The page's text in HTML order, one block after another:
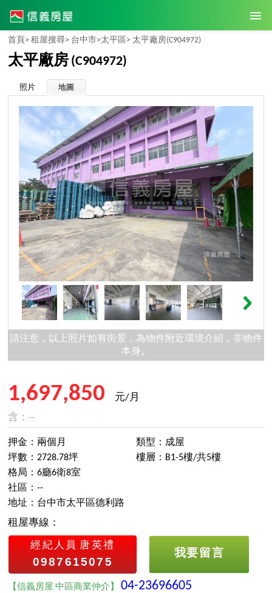
首頁> 租屋搜尋> 台中市>太平區> 太平廠房(C904972)
太平廠房 (C904972)
照片 地圖
請注意，以上照片如有街景，為物件附近環境介紹，非物件
本身。
1,697,850
元/月
含：--
押金：兩個月
坪數：2728.78坪
類型：成屋
樓層：B1-5樓/共5樓
格局：6廳6衛8室
社區：--
地址：台中市太平區德利路
租屋專線：
經紀人員 唐英禮
0987615075
我要留言
【信義房屋 中區商業仲介】04-23696605